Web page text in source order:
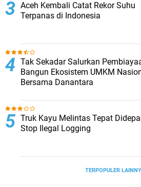
Aceh Kembali Catat Rekor Suhu
Terpanas di Indonesia
Tak Sekadar Salurkan
Bangun Ekosistem UMKM
Bersama Danantara
Truk Kayu Melintas Tepat
Stop Ilegal Logging
TERPOPULER